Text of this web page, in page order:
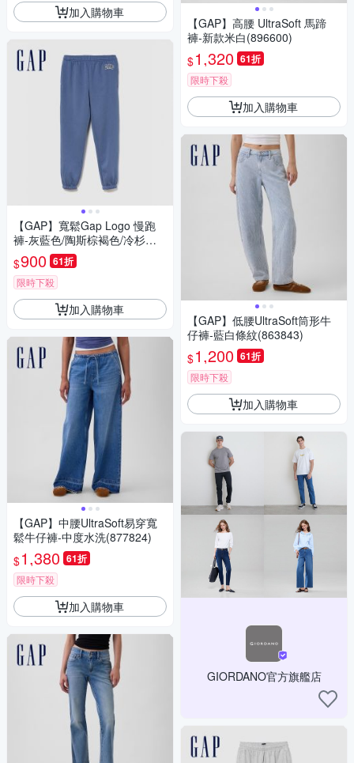
加入購物車
【GAP】寬鬆Gap Logo 慢跑
褲-灰藍色/陶斯棕褐色/冷杉綠(5
42221)
$900 61折
限時下殺
加入購物車
【GAP】中腰UltraSoft易穿寬
鬆牛仔褲-中度水洗(877824)
$1,380 61折
限時下殺
加入購物車
【GAP】高腰 UltraSoft 馬蹄
褲-新款米白(896600)
$1,320 61折
限時下殺
加入購物車
【GAP】低腰UltraSoft筒形牛
仔褲-藍白條紋(863843)
$1,200 61折
限時下殺
加入購物車
GIORDANO官方旗艦店